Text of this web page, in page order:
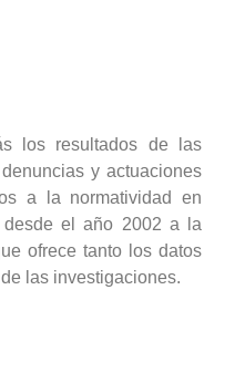
los resultados de las
y actuaciones
a la normatividad en
desde el año 2002 a la
ofrece tanto los datos
las investigaciones.